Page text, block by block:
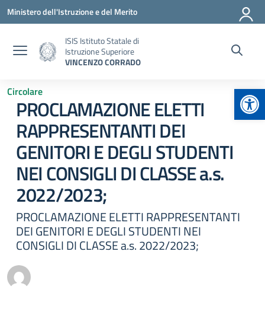
Vai ai contenuti
Vai al menu di navigazione
Vai al footer
Ministero dell'Istruzione e del Merito
ISIS Istituto Statale di
Istruzione Superiore
VINCENZO CORRADO
Circolare
PROCLAMAZIONE ELETTI
RAPPRESENTANTI DEI
GENITORI E DEGLI STUDENTI
NEI CONSIGLI DI CLASSE a.s.
2022/2023;
PROCLAMAZIONE ELETTI RAPPRESENTANTI
DEI GENITORI E DEGLI STUDENTI NEI
CONSIGLI DI CLASSE a.s. 2022/2023;